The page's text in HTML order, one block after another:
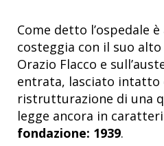
Come detto l’ospedale
costeggia con il suo
Orazio Flacco e
entrata, lasciato intatto
ristrutturazione di una
legge ancora in
fondazione: 1939.